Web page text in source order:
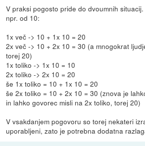
V praksi pogosto pride do dvoumnih
npr. od 10:
1x več -> 10 + 1x 10 = 20
2x več -> 10 + 2x 10 = 30 (a mnogokrat
torej 20)
1x toliko -> 1x 10 = 10
2x toliko -> 2x 10 = 20
še 1x toliko = 10 + 1x 10 = 20
še 2x toliko = 10 + 2x 10 = 30 (znova je
in lahko govorec misli na 2x toliko, torej 20)
V vsakdanjem pogovoru so torej nekateri
uporabljeni, zato je potrebna dodatna